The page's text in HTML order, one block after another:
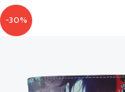
-30%